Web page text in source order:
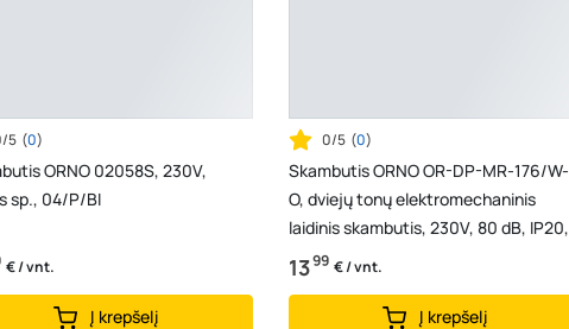
5 (0)
ORNO 02058S, 230V,
sp., 04/P/BI
€ / vnt.
Į krepšelį
0/5 (0)
Skambutis ORNO OR-DP-MR-176/W-
O, dviejų tonų elektromechaninis
laidinis skambutis, 230V, 80 dB, IP20,
105x170x45mm, medž...
1399 € / vnt.
Į krepšelį